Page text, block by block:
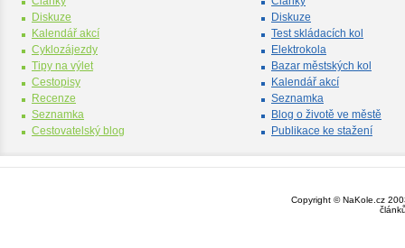
Diskuze
Kalendář akcí
Cyklozájezdy
Tipy na výlet
Cestopisy
Recenze
Seznamka
Cestovatelský blog
Diskuze
Test skládacích kol
Elektrokola
Bazar městských kol
Kalendář akcí
Seznamka
Blog o životě ve městě
Publikace ke stažení
Copyright © NaKole.cz